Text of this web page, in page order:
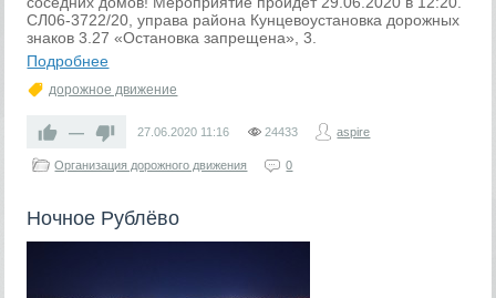
СЛ06-3722/20, управа района Кунцевоустановка дорожных
знаков 3.27 «Остановка запрещена», 3.
Подробнее
дорожное движение
— 27.06.2020 11:16 24433 aspire
Организация дорожного движения 0
Ночное Рублёво